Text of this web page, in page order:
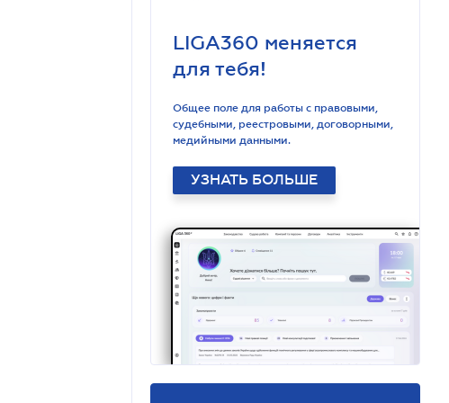
LIGA360 меняется
для тебя!
Общее поле для работы с правовыми,
судебными, реестровыми, договорными,
медийными данными.
УЗНАТЬ БОЛЬШЕ